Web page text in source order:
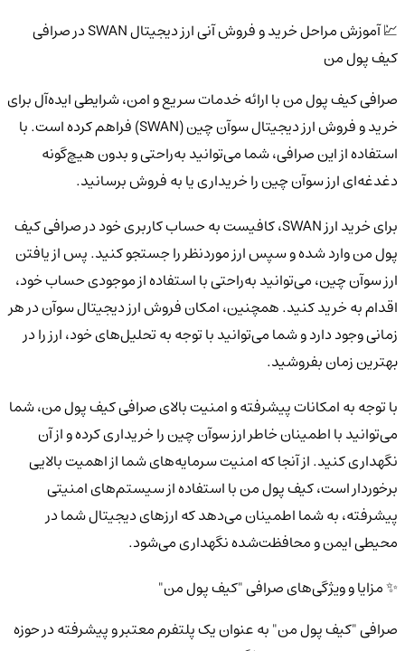
💹 آموزش مراحل خرید و فروش آنی ارز دیجیتال SWAN در صرافی
کیف پول من
صرافی کیف پول من با ارائه خدمات سریع و امن، شرایطی ایده‌آل برای
خرید و فروش ارز دیجیتال سوآن چین (SWAN) فراهم کرده است. با
استفاده از این صرافی، شما می‌توانید به‌راحتی و بدون هیچ‌گونه
دغدغه‌ای ارز سوآن چین را خریداری یا به فروش برسانید.
برای خرید ارز SWAN، کافیست به حساب کاربری خود در صرافی کیف
پول من وارد شده و سپس ارز موردنظر را جستجو کنید. پس از یافتن
ارز سوآن چین، می‌توانید به‌راحتی با استفاده از موجودی حساب خود،
اقدام به خرید کنید. همچنین، امکان فروش ارز دیجیتال سوآن در هر
زمانی وجود دارد و شما می‌توانید با توجه به تحلیل‌های خود، ارز را در
بهترین زمان بفروشید.
با توجه به امکانات پیشرفته و امنیت بالای صرافی کیف پول من، شما
می‌توانید با اطمینان خاطر ارز سوآن چین را خریداری کرده و از آن
نگهداری کنید. از آنجا که امنیت سرمایه‌های شما از اهمیت بالایی
برخوردار است، کیف پول من با استفاده از سیستم‌های امنیتی
پیشرفته، به شما اطمینان می‌دهد که ارزهای دیجیتال شما در
محیطی ایمن و محافظت‌شده نگهداری می‌شود.
✨ مزایا و ویژگی‌های صرافی "کیف پول من"
صرافی "کیف پول من" به عنوان یک پلتفرم معتبر و پیشرفته در حوزه